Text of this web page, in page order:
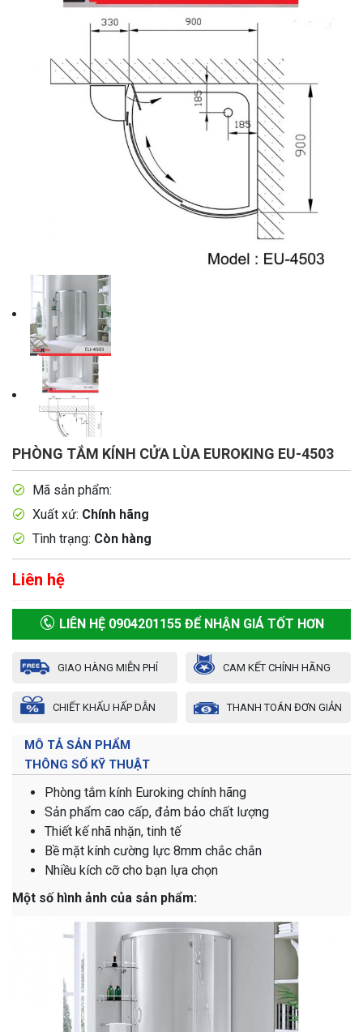
PHÒNG TẮM KÍNH CỬA LÙA EUROKING EU-4503
Mã sản phẩm:
Xuất xứ: Chính hãng
Tình trạng: Còn hàng
Liên hệ
LIÊN HỆ 0904201155 ĐỂ NHẬN GIÁ TỐT HƠN
GIAO HÀNG MIỄN PHÍ CAM KẾT CHÍNH HÃNG
CHIẾT KHẤU HẤP DẪN THANH TOÁN ĐƠN GIẢN
MÔ TẢ SẢN PHẨM
THÔNG SỐ KỸ THUẬT
Phòng tắm kính Euroking chính hãng
Sản phẩm cao cấp, đảm bảo chất lượng
Thiết kế nhã nhặn, tinh tế
Bề mặt kính cường lực 8mm chắc chắn
Nhiều kích cỡ cho bạn lựa chọn
Một số hình ảnh của sản phẩm: